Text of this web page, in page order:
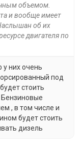
объемом.
и вообще имеет
об их
двигателя по
них очень
под
стоить
, в том числе и
будет стоить
дизель